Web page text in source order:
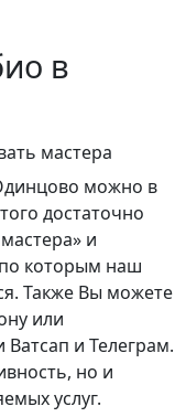
в
мастера
можно в
достаточно
и
которым наш
Также Вы можете
или
и Телеграм.
но и
услуг.